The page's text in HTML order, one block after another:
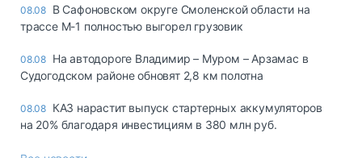
08.08 В Сафоновском округе Смоленской области на
трассе М-1 полностью выгорел грузовик
08.08 На автодороге Владимир – Муром – Арзамас в
Судогодском районе обновят 2,8 км полотна
08.08 КАЗ нарастит выпуск стартерных аккумуляторов
на 20% благодаря инвестициям в 380 млн руб.